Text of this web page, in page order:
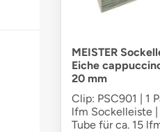
MEISTER
Eiche
20 mm
Clip: PSC901 | 1
lfm Sockelleiste |
Tube für ca. 15